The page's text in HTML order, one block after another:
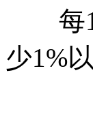
每1
少1%